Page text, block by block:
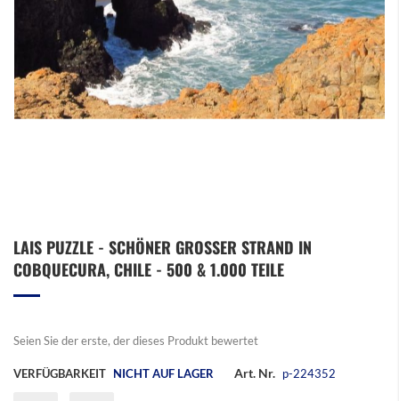
Anfang
der
LAIS PUZZLE - SCHÖNER GROSSER STRAND IN C
OBQUECURA, CHILE - 500 & 1.000 TEILE
Seien Sie der erste, der dieses Produkt bewertet
VERFÜGBARKEIT NICHT AUF LAGER Art. Nr. p-224352